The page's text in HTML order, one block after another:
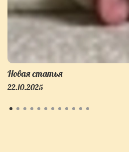
Новая статья
22.10.2025